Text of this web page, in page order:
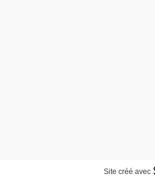
Site créé avec